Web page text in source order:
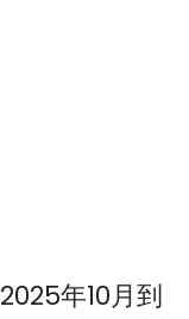
年10月到